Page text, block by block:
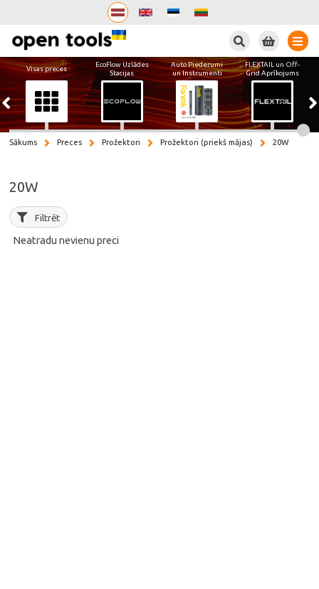
Visas preces
EcoFlow Uzlādes
Stacijas
Auto Piederumi
un Instrumenti
FLEXTAIL un Off-
Grid Aprīkojums
Sākums Preces Prožektori Prožektori (priekš mājas) 20W
20W
Filtrēt
Neatradu nevienu preci